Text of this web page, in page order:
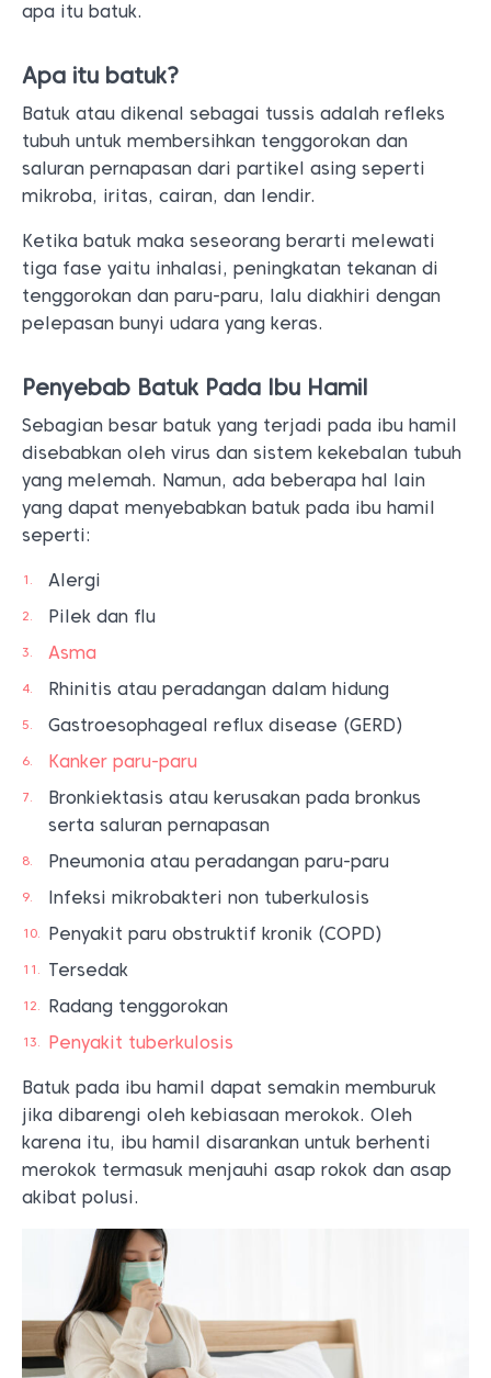
apa itu batuk.
Apa itu batuk?
Batuk atau dikenal sebagai tussis adalah refleks
tubuh untuk membersihkan tenggorokan dan
saluran pernapasan dari partikel asing seperti
mikroba, iritas, cairan, dan lendir.
Ketika batuk maka seseorang berarti melewati
tiga fase yaitu inhalasi, peningkatan tekanan di
tenggorokan dan paru-paru, lalu diakhiri dengan
pelepasan bunyi udara yang keras.
Penyebab Batuk Pada Ibu Hamil
Sebagian besar batuk yang terjadi pada ibu hamil
disebabkan oleh virus dan sistem kekebalan tubuh
yang melemah. Namun, ada beberapa hal lain
yang dapat menyebabkan batuk pada ibu hamil
seperti:
Alergi
Pilek dan flu
Asma
Rhinitis atau peradangan dalam hidung
Gastroesophageal reflux disease (GERD)
Kanker paru-paru
Bronkiektasis atau kerusakan pada bronkus
serta saluran pernapasan
Pneumonia atau peradangan paru-paru
Infeksi mikrobakteri non tuberkulosis
Penyakit paru obstruktif kronik (COPD)
Tersedak
Radang tenggorokan
Penyakit tuberkulosis
Batuk pada ibu hamil dapat semakin memburuk
jika dibarengi oleh kebiasaan merokok. Oleh
karena itu, ibu hamil disarankan untuk berhenti
merokok termasuk menjauhi asap rokok dan asap
akibat polusi.